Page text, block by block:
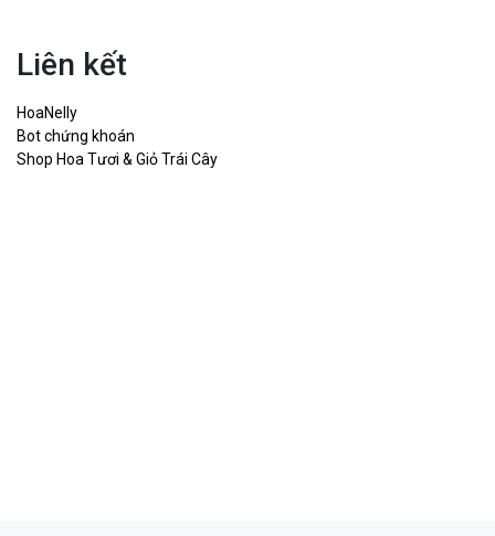
Liên kết
HoaNelly
Bot chứng khoán
Shop Hoa Tươi & Giỏ Trái Cây